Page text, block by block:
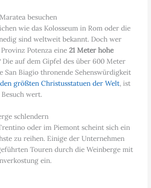
besuchen
wie das Kolosseum in Rom oder die
sind weltweit bekannt. Doch wer
Potenza eine21 Meter hohe
auf dem Gipfel des über 600 Meter
San Biagio thronende Sehenswürdigkeit
den größten Christusstatuen der Welt, ist
wert.
schlendern
oder im Piemont scheint sich ein
zu reihen. Einige der Unternehmen
Touren durch die Weinberge mit
ein.